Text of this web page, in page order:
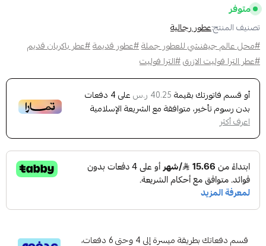
متوفر
تصنيف المنتج:عطور رجالية
#محل عالم جيفنشي للعطور جملة#عطور قديمة#عطر باكربان قديم
#عطر الترا فوليت الازرق#الترا فوليت
أو قسم فاتورتك بقيمة 40.25 ر.س على4 دفعات
بدون رسوم تأخير، متوافقة مع الشريعة الإسلامية
اعرف أكثر
قسم دفعاتك بطريقة ميسرة إلى 4 وحتى 6 دفعات،